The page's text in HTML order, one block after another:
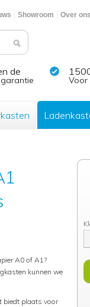
Showroom Over ons
de
Voor
A0 of A1?
kunnen we
biedt plaats voor